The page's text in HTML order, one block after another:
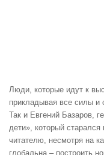
Люди, которые идут к
прикладывая все силы и
Так и Евгений Базаров,
дети», который старался
читателю, несмотря на
глобальна – построить